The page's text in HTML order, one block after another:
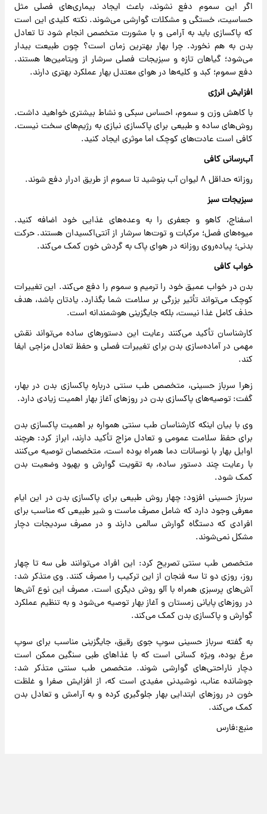
اگر این سموم دفع نشوند، باعث ایجاد بیماری‌های فصلی مثل
حساسیت، خستگی و مشکلات گوارشی می‌شوند. نکته کلیدی این است
که پاکسازی باید به آرامی و با مشورت متخصص انجام شود تا تعادل
بدن به هم نخورد. چرا بهار بهترین زمان است؟ چون طبیعت بیدار
می‌شود؛ گیاهان تازه و سبزیجات فصلی سرشار از ویتامین‌ها هستند.
دفع سموم؛ کبد و کلیه‌ها در هوای معتدل بهار عملکرد بهتری دارند.
افزایش انرژی
با کاهش وزن و سموم، احساس سبکی و نشاط بیشتری خواهید داشت.
روش‌های ساده و طبیعی برای پاکسازی نیازی به رژیم‌های سخت نیست.
کافی است عادت‌های کوچک اما موثری ایجاد کنید.
آب‌رسانی کافی
روزانه حداقل ۸ لیوان آب بنوشید تا سموم از طریق ادرار دفع شوند.
سبزیجات سبز
اسفناج، کاهو و جعفری را به وعده‌های غذایی خود اضافه کنید.
میوه‌های فصل؛ مرکبات و توت‌ها سرشار از آنتی‌اکسیدان هستند. حرکت
بدنی؛ پیاده‌روی روزانه در هوای پاک به گردش خون کمک می‌کند.
خواب کافی
بدن در خواب عمیق خود را ترمیم و سموم را دفع می‌کند. این تغییرات
کوچک می‌تواند تأثیر بزرگی بر سلامت شما بگذارد. یادتان باشد، هدف
حذف کامل غذا نیست، بلکه جایگزینی هوشمندانه است.
کارشناسان تأکید می‌کنند رعایت این دستورهای ساده می‌تواند نقش
مهمی در آماده‌سازی بدن برای تغییرات فصلی و حفظ تعادل مزاجی ایفا
کند.
زهرا سرباز حسینی، متخصص طب سنتی درباره پاکسازی بدن در بهار،
گفت: توصیه‌های پاکسازی بدن در روزهای آغاز بهار اهمیت زیادی دارد.
وی با بیان اینکه کارشناسان طب سنتی همواره بر اهمیت پاکسازی بدن
برای حفظ سلامت عمومی و تعادل مزاج تأکید دارند، ابراز کرد: هرچند
اوایل بهار با نوسانات دما همراه بوده است، متخصصان توصیه می‌کنند
با رعایت چند دستور ساده، به تقویت گوارش و بهبود وضعیت بدن
کمک شود.
سرباز حسینی افزود: چهار روش طبیعی برای پاکسازی بدن در این ایام
معرفی وجود دارد که شامل مصرف ماست و شیر طبیعی که مناسب برای
افرادی که دستگاه گوارش سالمی دارند و در مصرف سردیجات دچار
مشکل نمی‌شوند.
متخصص طب سنتی تصریح کرد: این افراد می‌توانند طی سه تا چهار
روز، روزی دو تا سه فنجان از این ترکیب را مصرف کنند. وی متذکر شد:
آش‌های پرسبزی همراه با آلو روش دیگری است. مصرف این نوع آش‌ها
در روزهای پایانی زمستان و آغاز بهار توصیه می‌شود و به تنظیم عملکرد
گوارش و پاکسازی بدن کمک می‌کند.
به گفته سرباز حسینی سوپ جوی رقیق، جایگزینی مناسب برای سوپ
مرغ بوده، ویژه کسانی است که با غذاهای طبی سنگین ممکن است
دچار ناراحتی‌های گوارشی شوند. متخصص طب سنتی متذکر شد:
جوشانده عناب، نوشیدنی مفیدی است که، از افزایش صفرا و غلظت
خون در روزهای ابتدایی بهار جلوگیری کرده و به آرامش و تعادل بدن
کمک می‌کند.
منبع:فارس